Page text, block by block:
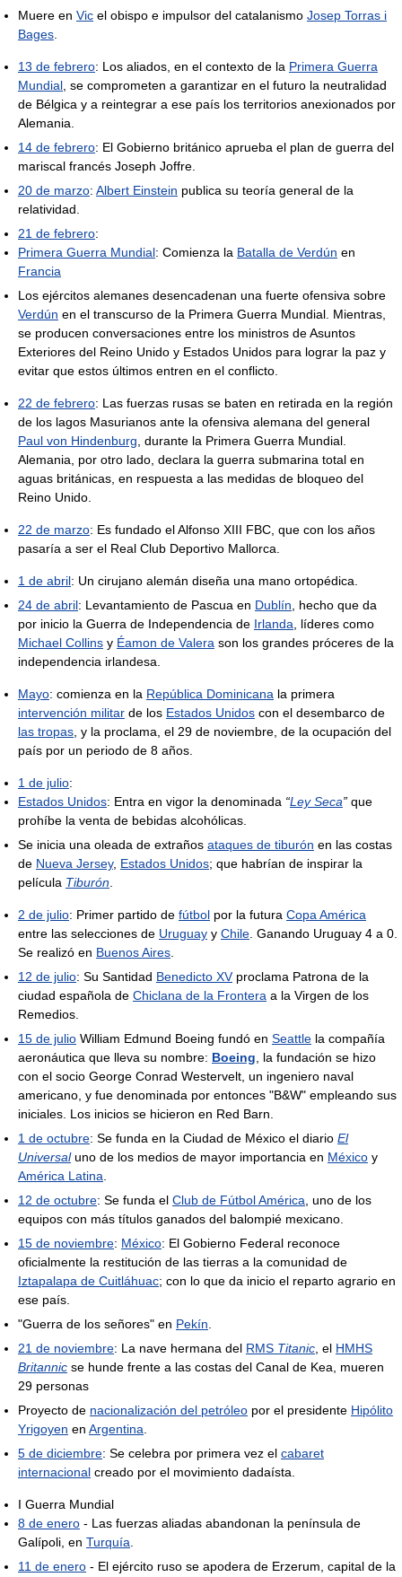
Muere en Vic el obispo e impulsor del catalanismo Josep Torras i
Bages
13 de febrero: Los aliados, en el contexto de la Primera Guerra
Mundial , se comprometen a garantizar en el futuro la neutralidad
de Bélgica y a reintegrar a ese país los territorios anexionados por
Alemania.
14 de febrero: El Gobierno británico aprueba el plan de guerra del
mariscal francés Joseph Joffre.
20 de marzo: Albert Einstein publica su teoría general de la
relatividad.
21 de febrero:
Primera Guerra Mundial: Comienza la Batalla de Verdún en
Francia
Los ejércitos alemanes desencadenan una fuerte ofensiva sobre
Verdún en el transcurso de la Primera Guerra Mundial. Mientras,
se producen conversaciones entre los ministros de Asuntos
Exteriores del Reino Unido y Estados Unidos para lograr la paz y
evitar que estos últimos entren en el conflicto.
22 de febrero: Las fuerzas rusas se baten en retirada en la región
de los lagos Masurianos ante la ofensiva alemana del general
Paul von Hindenburg , durante la Primera Guerra Mundial.
Alemania, por otro lado, declara la guerra submarina total en
aguas británicas, en respuesta a las medidas de bloqueo del
Reino Unido.
22 de marzo: Es fundado el Alfonso XIII FBC, que con los años
pasaría a ser el Real Club Deportivo Mallorca.
1 de abril: Un cirujano alemán diseña una mano ortopédica.
24 de abril: Levantamiento de Pascua en Dublín , hecho que da
por inicio la Guerra de Independencia de Irlanda , líderes como
Michael Collins y Éamon de Valera son los grandes próceres de la
independencia irlandesa.
Mayo: comienza en la República Dominicana la primera
intervención militar de los Estados Unidos con el desembarco de
las tropas , y la proclama, el 29 de noviembre, de la ocupación del
país por un periodo de 8 años.
1 de julio:
Estados Unidos: Entra en vigor la denominada “Ley Seca” que
prohíbe la venta de bebidas alcohólicas.
Se inicia una oleada de extraños ataques de tiburón en las costas
de Nueva Jersey, Estados Unidos; que habrían de inspirar la
película Tiburón
2 de julio: Primer partido de fútbol por la futura Copa América
entre las selecciones de Uruguay y Chile . Ganando Uruguay 4 a 0.
Se realizó en Buenos Aires
12 de julio: Su Santidad Benedicto XVproclama Patrona de la
ciudad española de Chiclana de la Frontera a la Virgen de los
Remedios.
15 de julio William Edmund Boeing fundó en Seattle la compañía
aeronáutica que lleva su nombre: Boeing , la fundación se hizo
con el socio George Conrad Westervelt, un ingeniero naval
americano, y fue denominada por entonces "B&W" empleando sus
iniciales. Los inicios se hicieron en Red Barn.
1 de octubre: Se funda en la Ciudad de México el diario El
Universaluno de los medios de mayor importancia en México y
América Latina
12 de octubre: Se funda el Club de Fútbol América , uno de los
equipos con más títulos ganados del balompié mexicano.
15 de noviembre: México: El Gobierno Federal reconoce
oficialmente la restitución de las tierras a la comunidad de
Iztapalapa de Cuitláhuac; con lo que da inicio el reparto agrario en
ese país.
"Guerra de los señores" en Pekín
21 de noviembre: La nave hermana del RMS Titanic , el HMHS
Britannic se hunde frente a las costas del Canal de Kea, mueren
29 personas
Proyecto de nacionalización del petróleo por el presidente Hipólito
Yrigoyen en Argentina
5 de diciembre: Se celebra por primera vez el cabaret
internacional creado por el movimiento dadaísta.
I Guerra Mundial
8 de enero - Las fuerzas aliadas abandonan la península de
Galípoli, en Turquía
11 de enero - El ejército ruso se apodera de Erzerum, capital de la